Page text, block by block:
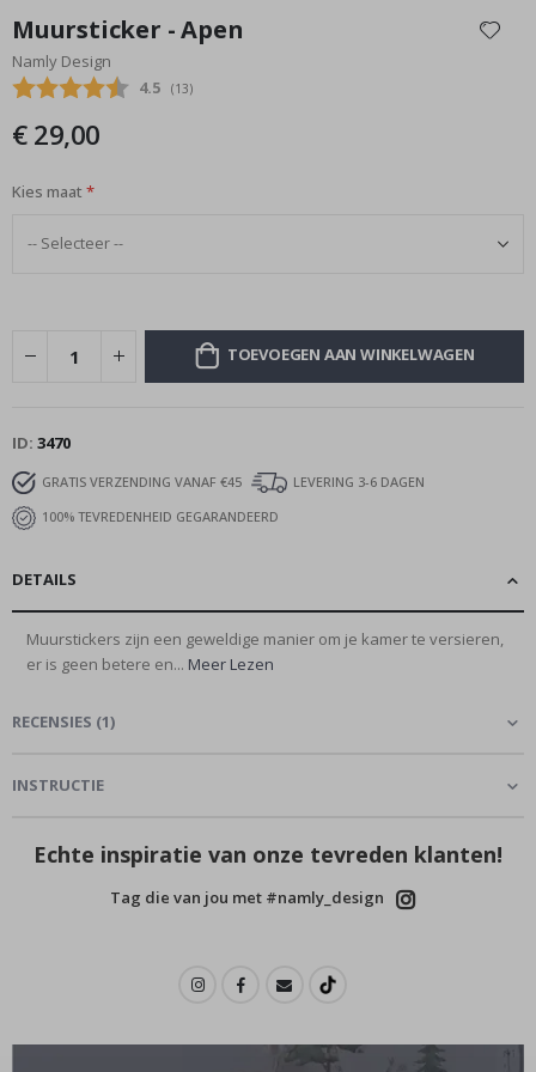
het
begin
van
afbeeldingen-
Muursticker - Apen
Namly Design
Gemiddelde beoordeling:
4.5 (aantal stemmen:
13)
€ 29,00
Kies maat
TOEVOEGEN AAN WINKELWAGEN
ID 3470
GRATIS VERZENDING VANAF €45
LEVERING 3-6 DAGEN
100% TEVREDENHEID GEGARANDEERD
DETAILS
Muurstickers zijn een geweldige manier om je kamer te versieren,
er is geen betere en... Meer Lezen
RECENSIES (1)
INSTRUCTIE
Echte inspiratie van onze tevreden klanten!
Tag die van jou met #namly_design